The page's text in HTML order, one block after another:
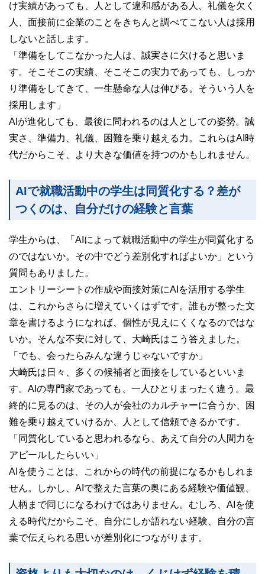
け実績があっても、人として違和感がある人、礼儀を欠く
人、面接前に企業のことをきちんと調べてこない人は採用
しないと話します。
「準備をしてこなかった人は、誠実さに欠けると思いま
す。そこそこの実績、そこそこの実力であっても、しっか
り準備をしてきて、一生懸命な人は伸びる。そういう人を
採用します」
AIが進化しても、最後に問われるのは人としての姿勢。誠
実さ、準備力、礼儀、困難を乗り越える力。これらはAI時
代だからこそ、より大きな価値を持つのかもしれません。
AIで就職活動中の学生は同質化する？差が
つくのは、自分だけの経験と言葉
学生からは、「AIによって就職活動中の学生が同質化する
のではないか。その中でどう差別化すればよいか」という
質問もありました。
エントリーシートの作成や面接対策にAIを活用する学生
は、これからさらに増えていくはずです。誰もが整った文
章を書けるようになれば、個性が見えにくくなるのではな
いか。そんな不安に対して、大崎氏はこう答えました。
「でも、会ったらみんな違うじゃないですか」
大崎氏は日々、多くの候補者と面接をしているといいま
す。AIの専門家であっても、一人ひとりまったく違う。最
終的に見るのは、その人が会社のカルチャーに合うか、困
難を乗り越えていけるか、人として信頼できるかです。
「同質化していると思われるなら、あえて自分の人間力を
アピールしたらいい」
AIを使うことは、これからの時代の前提になるかもしれま
せん。しかし、AIで整えた言葉の奥にある経験や価値観、
人柄まで同じになるわけではありません。むしろ、AIを使
える時代だからこそ、自分にしか語れない経験、自分の言
葉で伝えられる思いが差別化につながります。